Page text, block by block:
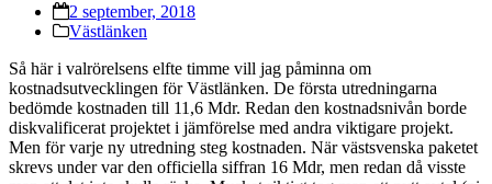
2 september, 2018
Västlänken
Så här i valrörelsens elfte timme vill jag påminna om
kostnadsutvecklingen för Västlänken. De första utredningarna
bedömde kostnaden till 11,6 Mdr. Redan den kostnadsnivån borde
diskvalificerat projektet i jämförelse med andra viktigare projekt.
Men för varje ny utredning steg kostnaden. När västsvenska paketet
skrevs under var den officiella siffran 16 Mdr, men redan då visste